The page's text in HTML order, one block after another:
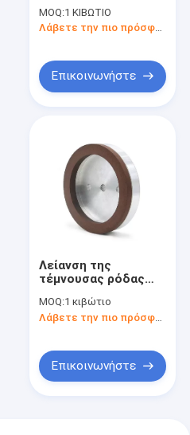
άλεσης ρητίνης για
τη μηχανή Bottero
MOQ:1 ΚΙΒΩΤΙΟ
Λάβετε την πιο πρόσφατη τιμή
Επικοινωνήστε
Λείανση της
τέμνουσας ρόδας
δεσμών 2800rpm
ρητίνης διαμαντιών
MOQ:1 κιβώτιο
Επικοινωνήστε